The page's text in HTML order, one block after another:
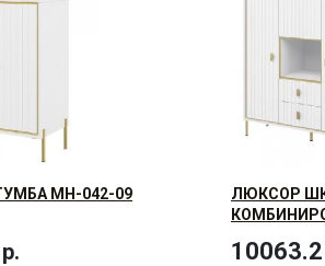
МН-042-09
р.
ЛЮКСОР
10063.2